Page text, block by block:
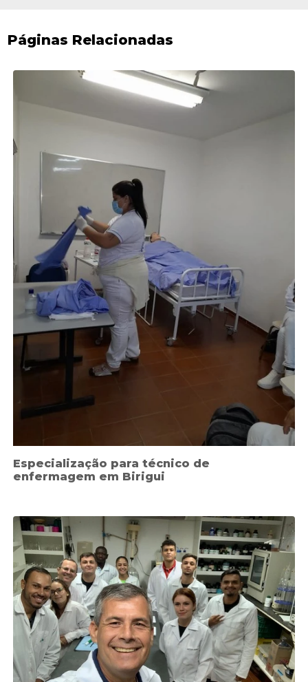
Páginas Relacionadas
Especialização para técnico de
enfermagem em Birigui